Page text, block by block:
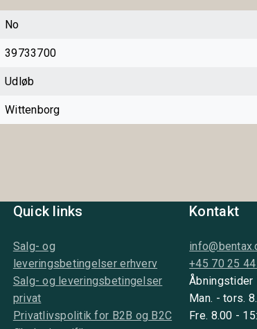
No
39733700
Udløb
Wittenborg
Quick links
Salg- og
leveringsbetingelser erhverv
Salg- og leveringsbetingelser
privat
Privatlivspolitik for B2B og B2C
Kontakt
+45 70 25 44
Åbningstider
Man. - tors.
Fre. 8.00 -